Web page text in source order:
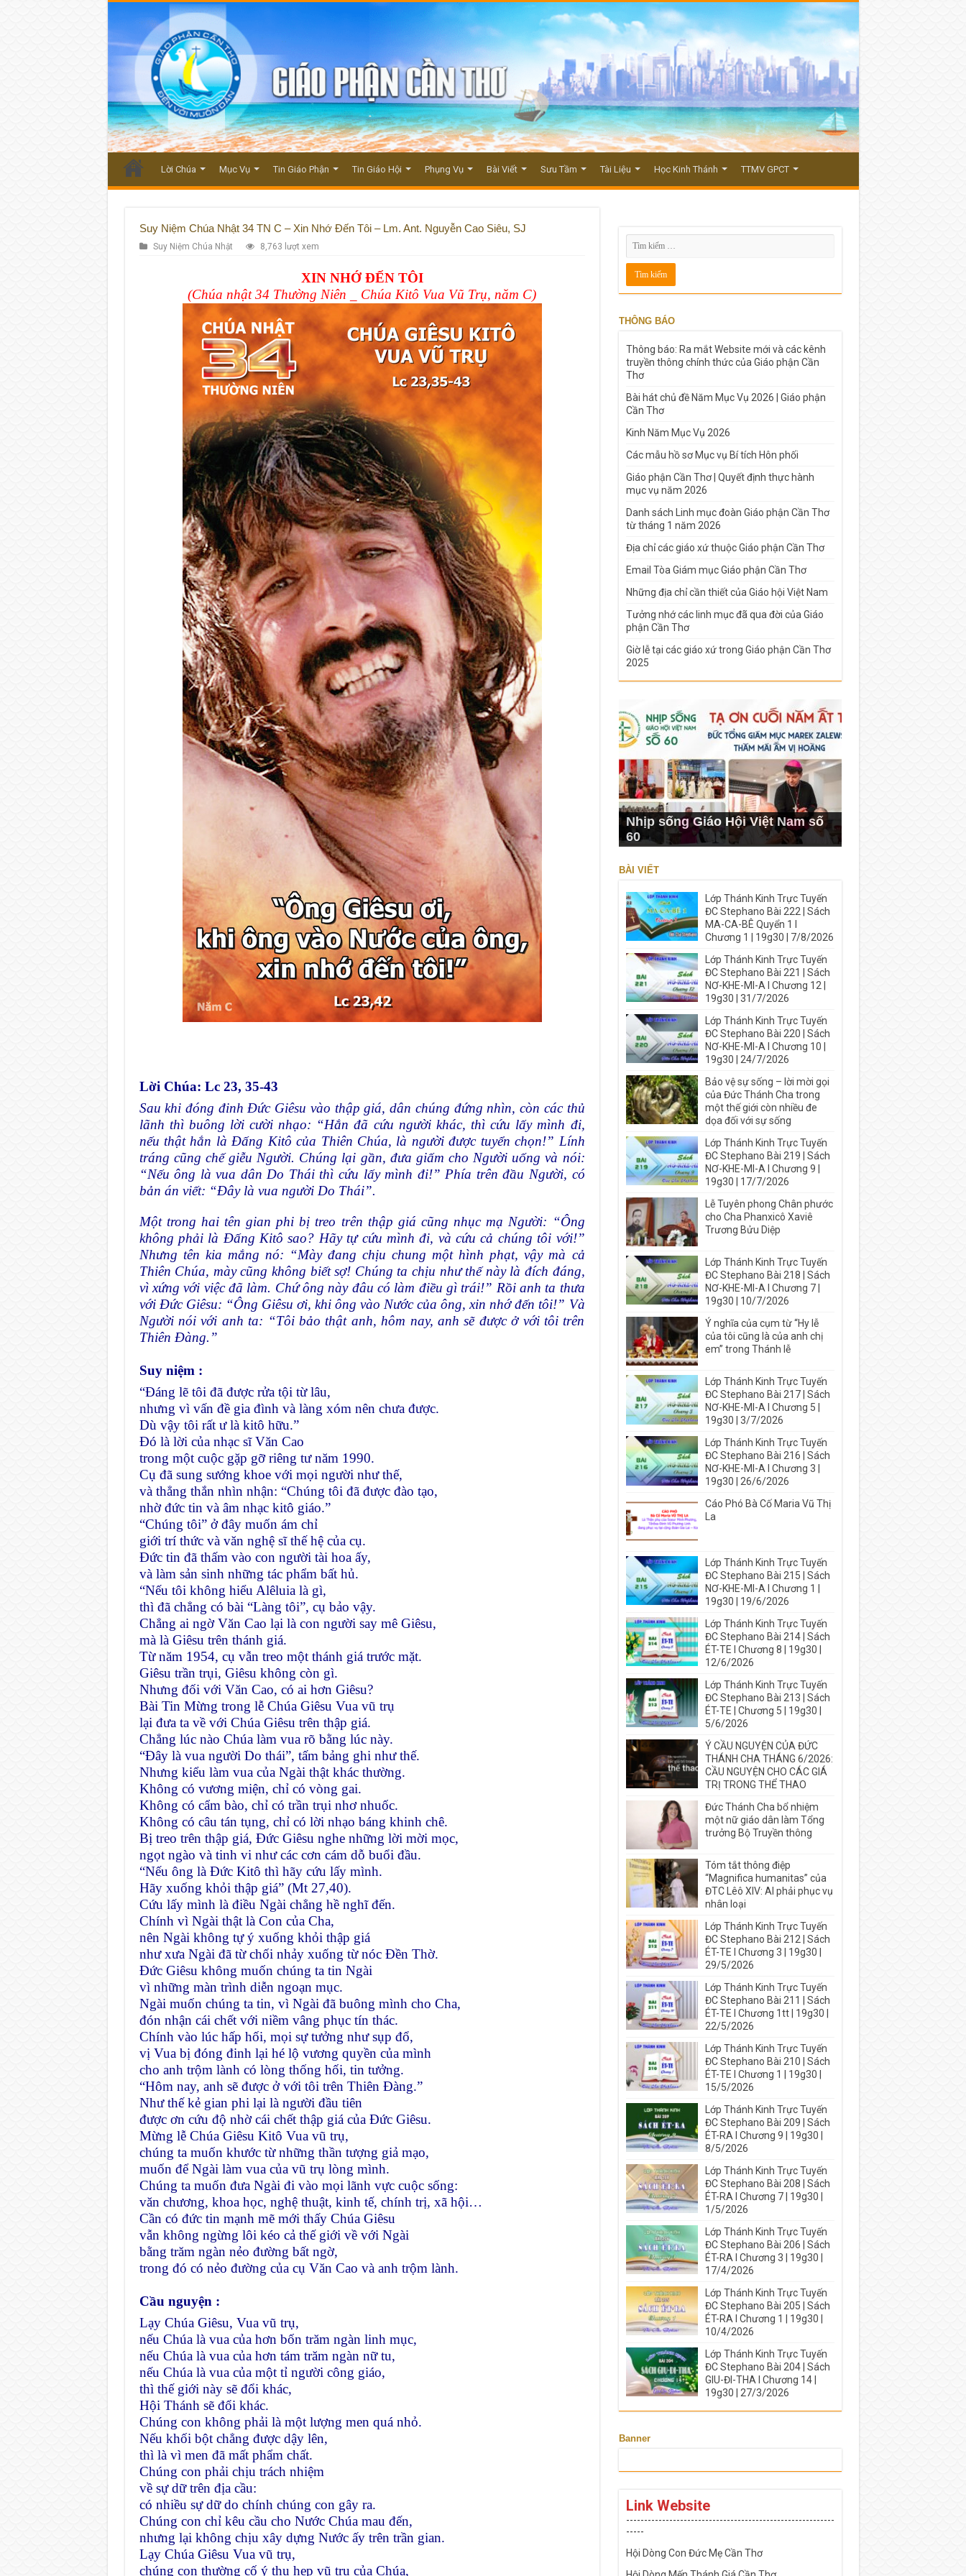
Lời Chúa Mục Vụ Tin Giáo Phận Tin Giáo Hội Phụng Vụ Bài Viết Sưu Tầm Tài Liệu Học Kinh Thánh TTMV GPCT
Suy Niệm Chúa Nhật 34 TN C – Xin Nhớ Đến Tôi – Lm. Ant. Nguyễn Cao Siêu, SJ
Suy Niệm Chúa Nhật 8,763 lượt xem
XIN NHỚ ĐẾN TÔI
(Chúa nhật 34 Thường Niên _ Chúa Kitô Vua Vũ Trụ, năm C)
Lời Chúa: Lc 23, 35-43
Sau khi đóng đinh Ðức Giêsu vào thập giá, dân chúng đứng nhìn, còn các thủ
lãnh thì buông lời cười nhạo: “Hắn đã cứu người khác, thì cứu lấy mình đi,
nếu thật hắn là Ðấng Kitô của Thiên Chúa, là người được tuyển chọn!” Lính
tráng cũng chế giễu Người. Chúng lại gần, đưa giấm cho Người uống và nói:
“Nếu ông là vua dân Do Thái thì cứu lấy mình đi!” Phía trên đầu Người, có
bản án viết: “Ðây là vua người Do Thái”.
Một trong hai tên gian phi bị treo trên thập giá cũng nhục mạ Người: “Ông
không phải là Ðấng Kitô sao? Hãy tự cứu mình đi, và cứu cả chúng tôi với!”
Nhưng tên kia mắng nó: “Mày đang chịu chung một hình phạt, vậy mà cả
Thiên Chúa, mày cũng không biết sợ! Chúng ta chịu như thế này là đích đáng,
vì xứng với việc đã làm. Chứ ông này đâu có làm điều gì trái!” Rồi anh ta thưa
với Ðức Giêsu: “Ông Giêsu ơi, khi ông vào Nước của ông, xin nhớ đến tôi!” Và
Người nói với anh ta: “Tôi bảo thật anh, hôm nay, anh sẽ được ở với tôi trên
Thiên Ðàng.”
Suy niệm :
“Ðáng lẽ tôi đã được rửa tội từ lâu,
nhưng vì vấn đề gia đình và làng xóm nên chưa được.
Dù vậy tôi rất ư là kitô hữu.”
Ðó là lời của nhạc sĩ Văn Cao
trong một cuộc gặp gỡ riêng tư năm 1990.
Cụ đã sung sướng khoe với mọi người như thế,
và thẳng thắn nhìn nhận: “Chúng tôi đã được đào tạo,
nhờ đức tin và âm nhạc kitô giáo.”
“Chúng tôi” ở đây muốn ám chỉ
giới trí thức và văn nghệ sĩ thế hệ của cụ.
Ðức tin đã thấm vào con người tài hoa ấy,
và làm sản sinh những tác phẩm bất hủ.
“Nếu tôi không hiểu Alêluia là gì,
thì đã chẳng có bài “Làng tôi”, cụ bảo vậy.
Chẳng ai ngờ Văn Cao lại là con người say mê Giêsu,
mà là Giêsu trên thánh giá.
Từ năm 1954, cụ vẫn treo một thánh giá trước mặt.
Giêsu trần trụi, Giêsu không còn gì.
Nhưng đối với Văn Cao, có ai hơn Giêsu?
Bài Tin Mừng trong lễ Chúa Giêsu Vua vũ trụ
lại đưa ta về với Chúa Giêsu trên thập giá.
Chẳng lúc nào Chúa làm vua rõ bằng lúc này.
“Ðây là vua người Do thái”, tấm bảng ghi như thế.
Nhưng kiểu làm vua của Ngài thật khác thường.
Không có vương miện, chỉ có vòng gai.
Không có cẩm bào, chỉ có trần trụi nhơ nhuốc.
Không có câu tán tụng, chỉ có lời nhạo báng khinh chê.
Bị treo trên thập giá, Ðức Giêsu nghe những lời mời mọc,
ngọt ngào và tinh vi như các cơn cám dỗ buổi đầu.
“Nếu ông là Ðức Kitô thì hãy cứu lấy mình.
Hãy xuống khỏi thập giá” (Mt 27,40).
Cứu lấy mình là điều Ngài chẳng hề nghĩ đến.
Chính vì Ngài thật là Con của Cha,
nên Ngài không tự ý xuống khỏi thập giá
như xưa Ngài đã từ chối nhảy xuống từ nóc Ðền Thờ.
Ðức Giêsu không muốn chúng ta tin Ngài
vì những màn trình diễn ngoạn mục.
Ngài muốn chúng ta tin, vì Ngài đã buông mình cho Cha,
đón nhận cái chết với niềm vâng phục tín thác.
Chính vào lúc hấp hối, mọi sự tưởng như sụp đổ,
vị Vua bị đóng đinh lại hé lộ vương quyền của mình
cho anh trộm lành có lòng thống hối, tin tưởng.
“Hôm nay, anh sẽ được ở với tôi trên Thiên Ðàng.”
Như thế kẻ gian phi lại là người đầu tiên
được ơn cứu độ nhờ cái chết thập giá của Ðức Giêsu.
Mừng lễ Chúa Giêsu Kitô Vua vũ trụ,
chúng ta muốn khước từ những thần tượng giả mạo,
muốn để Ngài làm vua của vũ trụ lòng mình.
Chúng ta muốn đưa Ngài đi vào mọi lãnh vực cuộc sống:
văn chương, khoa học, nghệ thuật, kinh tế, chính trị, xã hội…
Cần có đức tin mạnh mẽ mới thấy Chúa Giêsu
vẫn không ngừng lôi kéo cả thế giới về với Ngài
bằng trăm ngàn nẻo đường bất ngờ,
trong đó có nẻo đường của cụ Văn Cao và anh trộm lành.
Cầu nguyện :
Lạy Chúa Giêsu, Vua vũ trụ,
nếu Chúa là vua của hơn bốn trăm ngàn linh mục,
nếu Chúa là vua của hơn tám trăm ngàn nữ tu,
nếu Chúa là vua của một tỉ người công giáo,
thì thế giới này sẽ đổi khác,
Hội Thánh sẽ đổi khác.
Chúng con không phải là một lượng men quá nhỏ.
Nếu khối bột chẳng được dậy lên,
thì là vì men đã mất phẩm chất.
Chúng con phải chịu trách nhiệm
về sự dữ trên địa cầu:
có nhiều sự dữ do chính chúng con gây ra.
Chúng con chỉ kêu cầu cho Nước Chúa mau đến,
nhưng lại không chịu xây dựng Nước ấy trên trần gian.
Lạy Chúa Giêsu Vua vũ trụ,
chúng con thường cố ý thu hẹp vũ trụ của Chúa,
THÔNG BÁO
Thông báo: Ra mắt Website mới và các kênh
truyền thông chính thức của Giáo phận Cần
Thơ
Bài hát chủ đề Năm Mục Vụ 2026 | Giáo phận
Cần Thơ
Kinh Năm Mục Vụ 2026
Các mẫu hồ sơ Mục vụ Bí tích Hôn phối
Giáo phận Cần Thơ | Quyết định thực hành
mục vụ năm 2026
Danh sách Linh mục đoàn Giáo phận Cần Thơ
từ tháng 1 năm 2026
Địa chỉ các giáo xứ thuộc Giáo phận Cần Thơ
Email Tòa Giám mục Giáo phận Cần Thơ
Những địa chỉ cần thiết của Giáo hội Việt Nam
Tưởng nhớ các linh mục đã qua đời của Giáo
phận Cần Thơ
Giờ lễ tại các giáo xứ trong Giáo phận Cần Thơ
2025
Nhịp sống Giáo Hội Việt Nam số
60
BÀI VIẾT
Lớp Thánh Kinh Trực Tuyến
ĐC Stephano Bài 222 | Sách
MA-CA-BÊ Quyển 1 I
Chương 1 | 19g30 | 7/8/2026
Lớp Thánh Kinh Trực Tuyến
ĐC Stephano Bài 221 | Sách
NƠ-KHE-MI-A I Chương 12 |
19g30 | 31/7/2026
Lớp Thánh Kinh Trực Tuyến
ĐC Stephano Bài 220 | Sách
NƠ-KHE-MI-A I Chương 10 |
19g30 | 24/7/2026
Bảo vệ sự sống – lời mời gọi
của Đức Thánh Cha trong
một thế giới còn nhiều đe
dọa đối với sự sống
Lớp Thánh Kinh Trực Tuyến
ĐC Stephano Bài 219 | Sách
NƠ-KHE-MI-A I Chương 9 |
19g30 | 17/7/2026
Lễ Tuyên phong Chân phước
cho Cha Phanxicô Xaviê
Trương Bửu Diệp
Lớp Thánh Kinh Trực Tuyến
ĐC Stephano Bài 218 | Sách
NƠ-KHE-MI-A I Chương 7 |
19g30 | 10/7/2026
Ý nghĩa của cụm từ “Hy lễ
của tôi cũng là của anh chị
em” trong Thánh lễ
Lớp Thánh Kinh Trực Tuyến
ĐC Stephano Bài 217 | Sách
NƠ-KHE-MI-A I Chương 5 |
19g30 | 3/7/2026
Lớp Thánh Kinh Trực Tuyến
ĐC Stephano Bài 216 | Sách
NƠ-KHE-MI-A I Chương 3 |
19g30 | 26/6/2026
Cáo Phó Bà Cố Maria Vũ Thị
La
Lớp Thánh Kinh Trực Tuyến
ĐC Stephano Bài 215 | Sách
NƠ-KHE-MI-A I Chương 1 |
19g30 | 19/6/2026
Lớp Thánh Kinh Trực Tuyến
ĐC Stephano Bài 214 | Sách
ÉT-TE I Chương 8 | 19g30 |
12/6/2026
Lớp Thánh Kinh Trực Tuyến
ĐC Stephano Bài 213 | Sách
ÉT-TE | Chương 5 | 19g30 |
5/6/2026
Ý CẦU NGUYỆN CỦA ĐỨC
THÁNH CHA THÁNG 6/2026:
CẦU NGUYỆN CHO CÁC GIÁ
TRỊ TRONG THỂ THAO
Đức Thánh Cha bổ nhiệm
một nữ giáo dân làm Tổng
trưởng Bộ Truyền thông
Tóm tắt thông điệp
“Magnifica humanitas” của
ĐTC Lêô XIV: AI phải phục vụ
nhân loại
Lớp Thánh Kinh Trực Tuyến
ĐC Stephano Bài 212 | Sách
ÉT-TE I Chương 3 | 19g30 |
29/5/2026
Lớp Thánh Kinh Trực Tuyến
ĐC Stephano Bài 211 | Sách
ÉT-TE I Chương 1tt | 19g30 |
22/5/2026
Lớp Thánh Kinh Trực Tuyến
ĐC Stephano Bài 210 | Sách
ÉT-TE I Chương 1 | 19g30 |
15/5/2026
Lớp Thánh Kinh Trực Tuyến
ĐC Stephano Bài 209 | Sách
ÉT-RA I Chương 9 | 19g30 |
8/5/2026
Lớp Thánh Kinh Trực Tuyến
ĐC Stephano Bài 208 | Sách
ÉT-RA I Chương 7 | 19g30 |
1/5/2026
Lớp Thánh Kinh Trực Tuyến
ĐC Stephano Bài 206 | Sách
ÉT-RA I Chương 3 | 19g30 |
17/4/2026
Lớp Thánh Kinh Trực Tuyến
ĐC Stephano Bài 205 | Sách
ÉT-RA I Chương 1 | 19g30 |
10/4/2026
Lớp Thánh Kinh Trực Tuyến
ĐC Stephano Bài 204 | Sách
GIU-ĐI-THA I Chương 14 |
19g30 | 27/3/2026
Banner
Link Website
----------------------------------------------------------
-----
Hội Dòng Con Đức Mẹ Cần Thơ